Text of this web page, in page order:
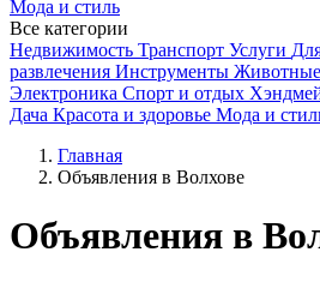
Мода и стиль
Все категории
Недвижимость Транспорт Услуги
развлечения Инструменты Животные
Электроника Спорт и отдых
Дача Красота и здоровье Мода и
Главная
Объявления в Волхове
Объявления в